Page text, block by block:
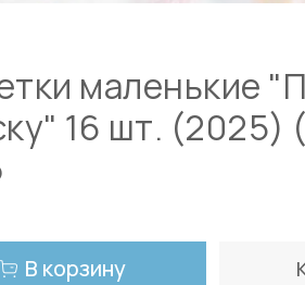
маленькие
16 шт. (2025)
В корзину